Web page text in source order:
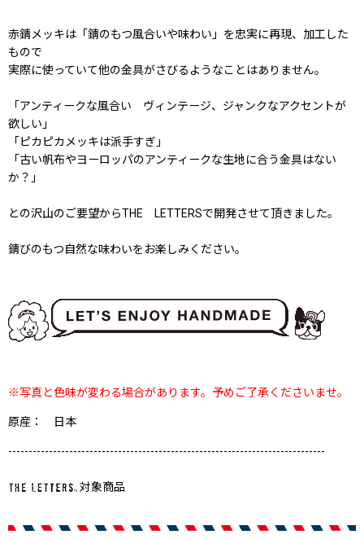
赤錆メッキは「錆のもつ風合いや味わい」を忠実に再現、加工した
もので
実際に使っていて他の金具がさびるようなことはありません。
「アンティークな風合い ヴィンテージ、ジャンクなアクセントが
欲しい」
「ピカピカメッキは派手すぎ」
「古い帆布やヨーロッパのアンティークな生地に合う金具はない
か？」
との沢山のご要望からTHE LETTERSで開発させて頂きました。
錆びのもつ自然な味わいをお楽しみください。
※写真と色味が変わる場合があります。予めご了承くださいませ。
原産： 日本
------------------------------------------------------------------------------
対象商品